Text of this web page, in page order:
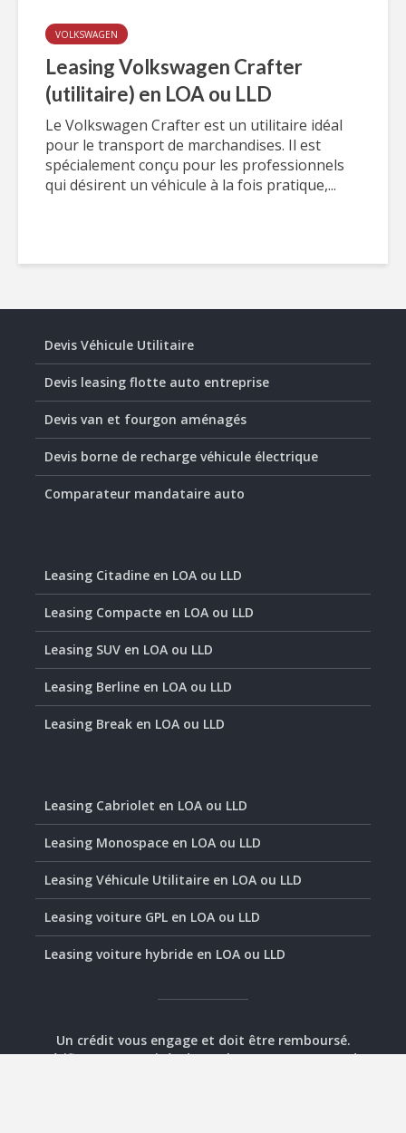
VOLKSWAGEN
Leasing Volkswagen Crafter
(utilitaire) en LOA ou LLD
Le Volkswagen Crafter est un utilitaire idéal
pour le transport de marchandises. Il est
spécialement conçu pour les professionnels
qui désirent un véhicule à la fois pratique,...
Devis Véhicule Utilitaire
Devis leasing flotte auto entreprise
Devis van et fourgon aménagés
Devis borne de recharge véhicule électrique
Comparateur mandataire auto
Leasing Citadine en LOA ou LLD
Leasing Compacte en LOA ou LLD
Leasing SUV en LOA ou LLD
Leasing Berline en LOA ou LLD
Leasing Break en LOA ou LLD
Leasing Cabriolet en LOA ou LLD
Leasing Monospace en LOA ou LLD
Leasing Véhicule Utilitaire en LOA ou LLD
Leasing voiture GPL en LOA ou LLD
Leasing voiture hybride en LOA ou LLD
Un crédit vous engage et doit être remboursé.
Vérifiez vos capacités de remboursement avant de